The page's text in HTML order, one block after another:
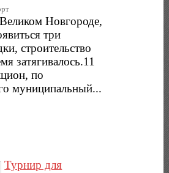
Новгороде,
три
строительство
затягивалось.11
по
муниципальный...
Турнир для